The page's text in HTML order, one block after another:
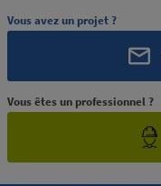
Vous avez un projet ?
Vous êtes un professionnel ?